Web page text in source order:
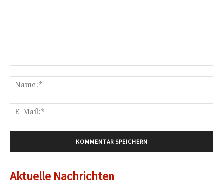
Aktuelle Nachrichten